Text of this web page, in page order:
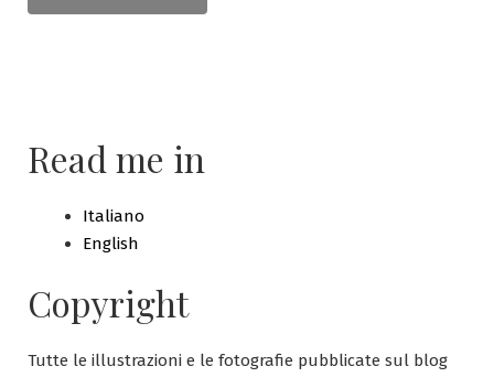
Read me in
Italiano
English
Copyright
Tutte le illustrazioni e le fotografie pubblicate sul blog